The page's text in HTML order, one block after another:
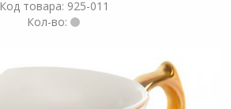
Код товара: 925-011
Кол-во: